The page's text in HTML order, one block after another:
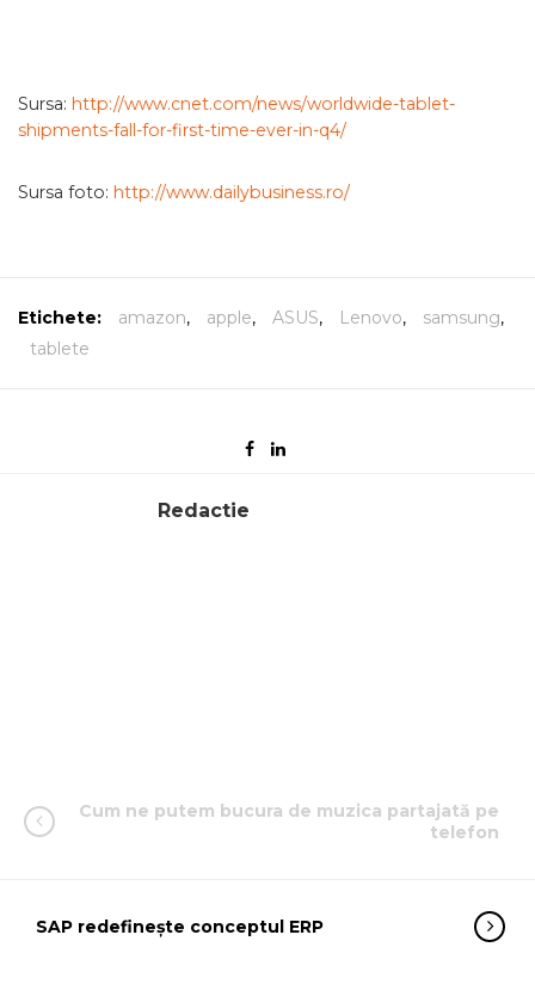
Sursa: http://www.cnet.com/news/worldwide-tablet-
shipments-fall-for-first-time-ever-in-q4/
Sursa foto: http://www.dailybusiness.ro/
Etichete: amazon, apple, ASUS, Lenovo, samsung,
tablete
Redactie
Cum ne putem bucura de muzica partajată pe
telefon
SAP redefinește conceptul ERP